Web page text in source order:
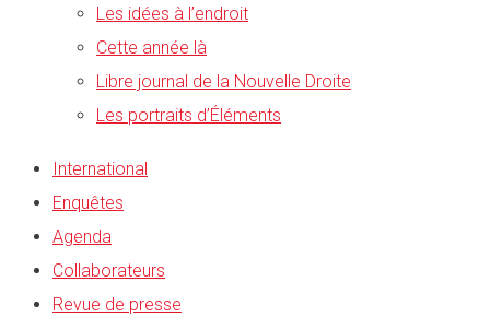
Les idées à l’endroit
Cette année là
Libre journal de la Nouvelle Droite
Les portraits d’Éléments
International
Enquêtes
Agenda
Collaborateurs
Revue de presse